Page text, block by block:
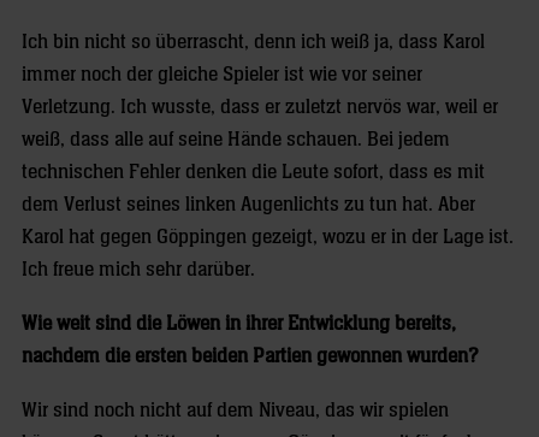
Ich bin nicht so überrascht, denn ich weiß ja, dass Karol
immer noch der gleiche Spieler ist wie vor seiner
Verletzung. Ich wusste, dass er zuletzt nervös war, weil er
weiß, dass alle auf seine Hände schauen. Bei jedem
technischen Fehler denken die Leute sofort, dass es mit
dem Verlust seines linken Augenlichts zu tun hat. Aber
Karol hat gegen Göppingen gezeigt, wozu er in der Lage ist.
Ich freue mich sehr darüber.
Wie weit sind die Löwen in ihrer Entwicklung bereits,
nachdem die ersten beiden Partien gewonnen wurden?
Wir sind noch nicht auf dem Niveau, das wir spielen